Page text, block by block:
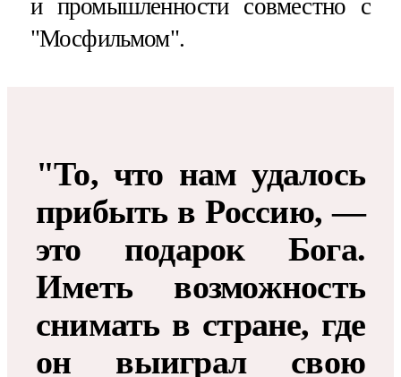
и промышленности совместно с
"Мосфильмом".
"То, что нам удалось
прибыть в Россию, —
это подарок Бога.
Иметь возможность
снимать в стране, где
он выиграл свою